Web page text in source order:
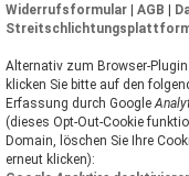
Widerrufsformular | AGB |
Alternativ zum Browser-
klicken Sie bitte auf den
Erfassung durch Google
(dieses Opt-Out-Cookie
Domain, löschen Sie Ihre
erneut klicken):